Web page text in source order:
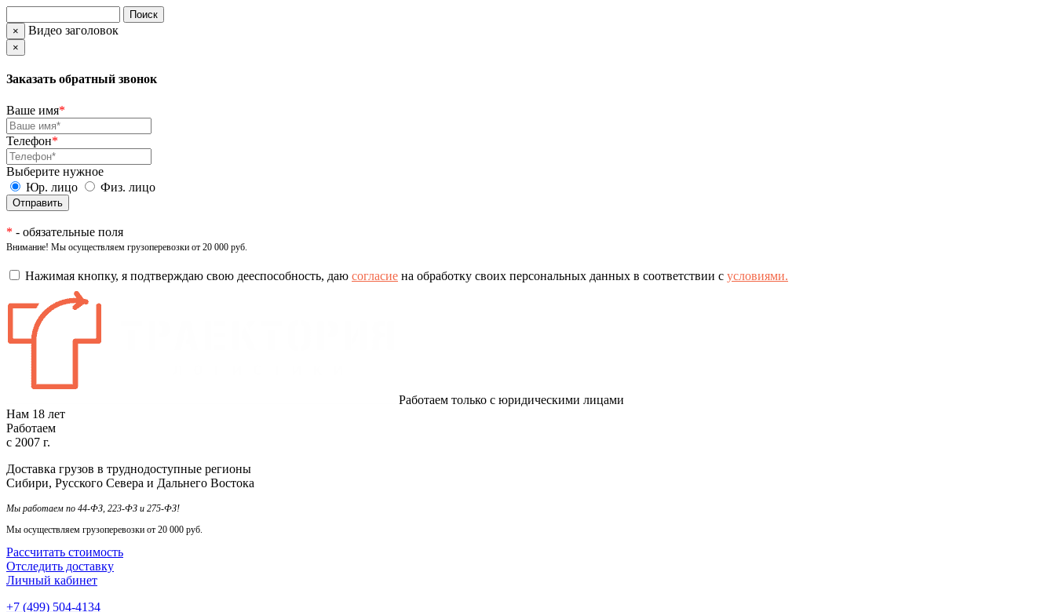
× Видео заголовок
×
Заказать обратный звонок
Ваше имя*
Телефон*
Выберите нужное
Юр. лицо
Физ. лицо
* - обязательные поля
Внимание! Мы осуществляем грузоперевозки от 20 000 руб.
Нажимая кнопку, я подтверждаю свою дееспособность, даю согласие на обработку своих персональных данных в соответствии с условиями.
Работаем только с юридическими лицами
Нам 18 лет
Работаем
с 2007 г.
Доставка грузов в труднодоступные регионы
Сибири, Русского Севера и Дальнего Востока
Мы работаем по 44-ФЗ, 223-ФЗ и 275-ФЗ!
Мы осуществляем грузоперевозки от 20 000 руб.
Рассчитать стоимость
Отследить доставку
Личный кабинет
+7 (499) 504-4134